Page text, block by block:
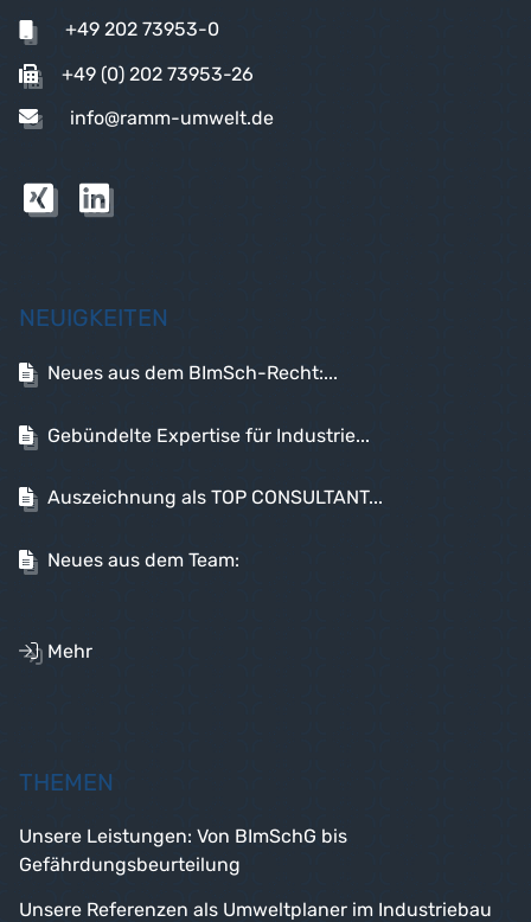
+49 202 73953-0
+49 (0) 202 73953-26
info@ramm-umwelt.de
NEUIGKEITEN
Neues aus dem BImSch-Recht:...
Gebündelte Expertise für Industrie...
Auszeichnung als TOP CONSULTANT...
Neues aus dem Team:
Mehr
THEMEN
Unsere Leistungen: Von BImSchG bis
Gefährdungsbeurteilung
Unsere Referenzen als Umweltplaner im Industriebau